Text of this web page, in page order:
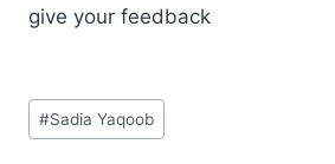
give your feedback
Post
Tags:
#Sadia Yaqoob